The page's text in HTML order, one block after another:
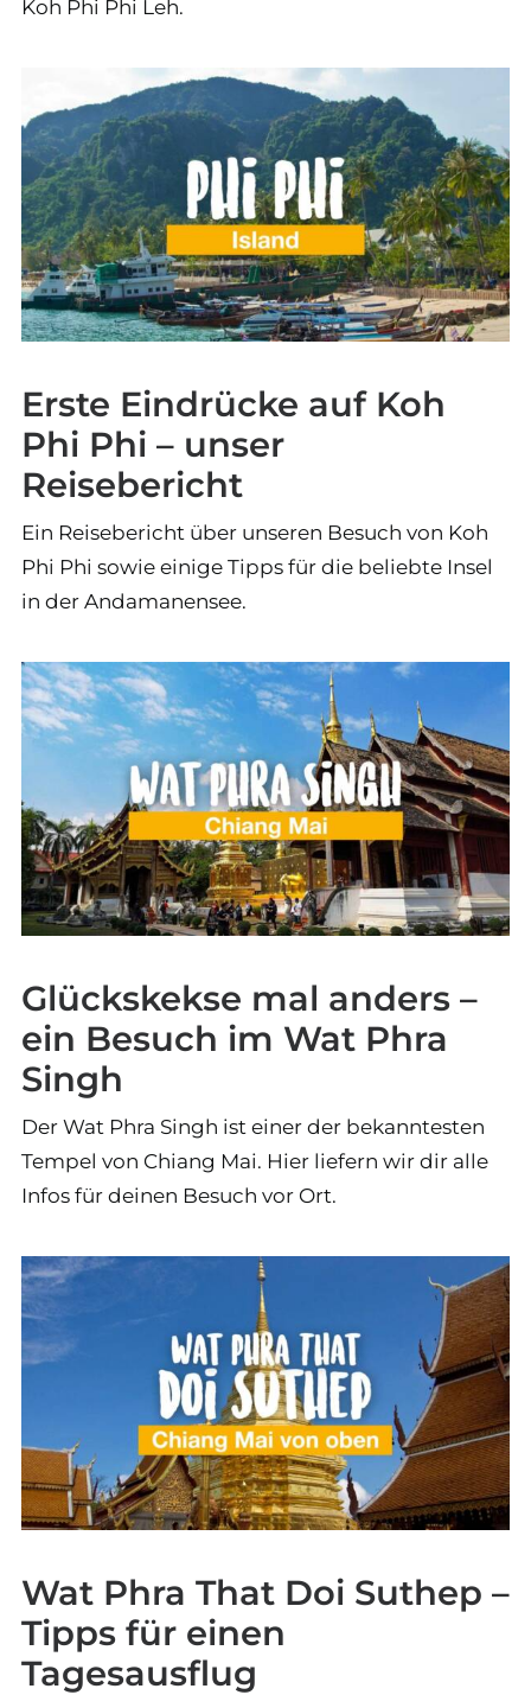
Koh Phi Phi Leh.
Erste Eindrücke auf Koh
Phi Phi – unser
Reisebericht
Ein Reisebericht über unseren Besuch von Koh
Phi Phi sowie einige Tipps für die beliebte Insel
in der Andamanensee.
Glückskekse mal anders –
ein Besuch im Wat Phra
Singh
Der Wat Phra Singh ist einer der bekanntesten
Tempel von Chiang Mai. Hier liefern wir dir alle
Infos für deinen Besuch vor Ort.
Wat Phra That Doi Suthep –
Tipps für einen
Tagesausflug